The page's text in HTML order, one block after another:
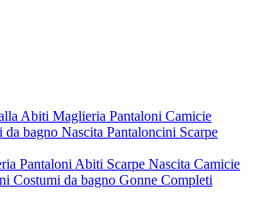
Abiti Maglieria Pantaloni Camicie
da bagno Nascita Pantaloncini Scarpe
Pantaloni Abiti Scarpe Nascita Camicie
Costumi da bagno Gonne Completi